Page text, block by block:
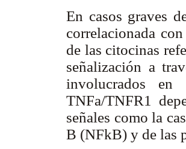
En casos graves
correlacionada
de las citocinas
señalización a
involucrados en
TNFa/TNFR1
señales como la
B (NFkB) y de las